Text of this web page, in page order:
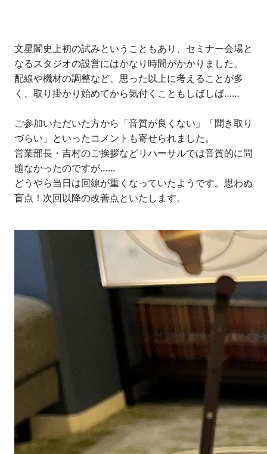
文星閣史上初の試みということもあり、セミナー会場と
なるスタジオの設営にはかなり時間がかかりました。
配線や機材の調整など、思った以上に考えることが多
く、取り掛かり始めてから気付くこともしばしば……
ご参加いただいた方から「音質が良くない」「聞き取り
づらい」といったコメントも寄せられました。
営業部長・吉村のご挨拶などリハーサルでは音質的に問
題なかったのですが……
どうやら当日は回線が重くなっていたようです。思わぬ
盲点！次回以降の改善点といたします。